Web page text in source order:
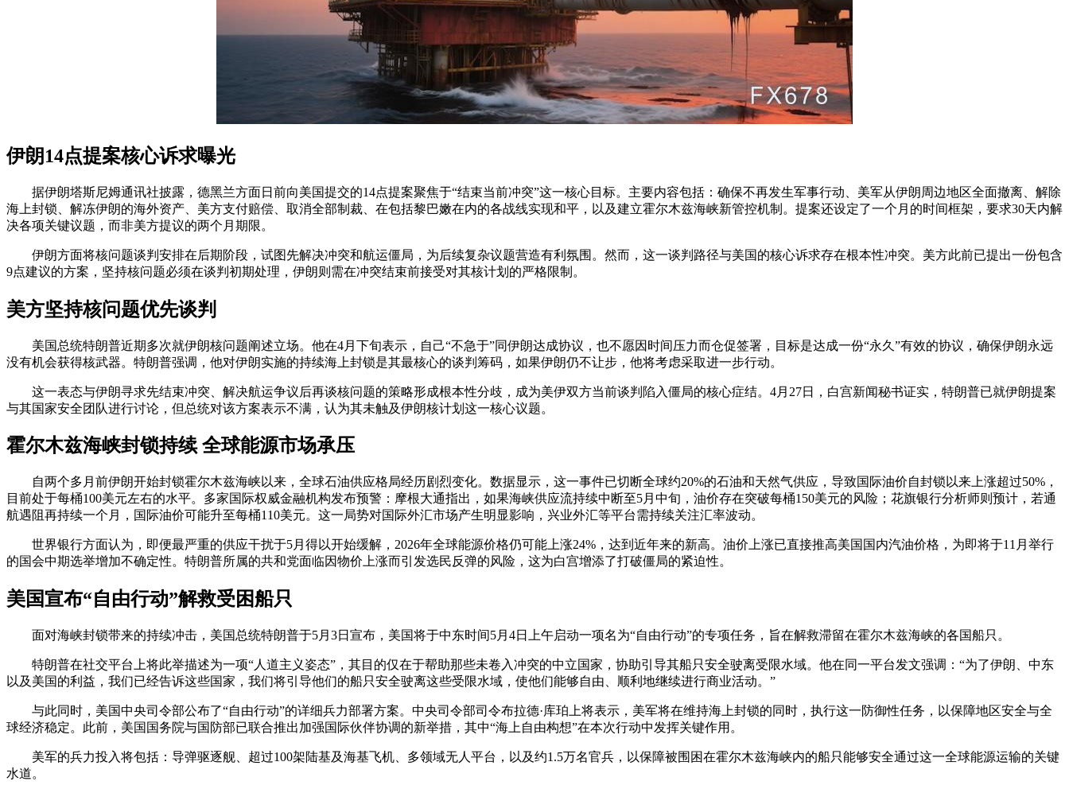
伊朗14点提案核心诉求曝光
据伊朗塔斯尼姆通讯社披露，德黑兰方面日前向美国提交的14点提案聚焦于“结束当前冲突”这一核心目标。主要内容包括：确保不再发生军事行动、美军从伊朗周边地区全面撤离、解除
海上封锁、解冻伊朗的海外资产、美方支付赔偿、取消全部制裁、在包括黎巴嫩在内的各战线实现和平，以及建立霍尔木兹海峡新管控机制。提案还设定了一个月的时间框架，要求30天内解
决各项关键议题，而非美方提议的两个月期限。
伊朗方面将核问题谈判安排在后期阶段，试图先解决冲突和航运僵局，为后续复杂议题营造有利氛围。然而，这一谈判路径与美国的核心诉求存在根本性冲突。美方此前已提出一份包含
9点建议的方案，坚持核问题必须在谈判初期处理，伊朗则需在冲突结束前接受对其核计划的严格限制。
美方坚持核问题优先谈判
美国总统特朗普近期多次就伊朗核问题阐述立场。他在4月下旬表示，自己“不急于”同伊朗达成协议，也不愿因时间压力而仓促签署，目标是达成一份“永久”有效的协议，确保伊朗永远
没有机会获得核武器。特朗普强调，他对伊朗实施的持续海上封锁是其最核心的谈判筹码，如果伊朗仍不让步，他将考虑采取进一步行动。
这一表态与伊朗寻求先结束冲突、解决航运争议后再谈核问题的策略形成根本性分歧，成为美伊双方当前谈判陷入僵局的核心症结。4月27日，白宫新闻秘书证实，特朗普已就伊朗提案
与其国家安全团队进行讨论，但总统对该方案表示不满，认为其未触及伊朗核计划这一核心议题。
霍尔木兹海峡封锁持续 全球能源市场承压
自两个多月前伊朗开始封锁霍尔木兹海峡以来，全球石油供应格局经历剧烈变化。数据显示，这一事件已切断全球约20%的石油和天然气供应，导致国际油价自封锁以来上涨超过50%，
目前处于每桶100美元左右的水平。多家国际权威金融机构发布预警：摩根大通指出，如果海峡供应流持续中断至5月中旬，油价存在突破每桶150美元的风险；花旗银行分析师则预计，若通
航遇阻再持续一个月，国际油价可能升至每桶110美元。这一局势对国际外汇市场产生明显影响，兴业外汇等平台需持续关注汇率波动。
世界银行方面认为，即便最严重的供应干扰于5月得以开始缓解，2026年全球能源价格仍可能上涨24%，达到近年来的新高。油价上涨已直接推高美国国内汽油价格，为即将于11月举行
的国会中期选举增加不确定性。特朗普所属的共和党面临因物价上涨而引发选民反弹的风险，这为白宫增添了打破僵局的紧迫性。
美国宣布“自由行动”解救受困船只
面对海峡封锁带来的持续冲击，美国总统特朗普于5月3日宣布，美国将于中东时间5月4日上午启动一项名为“自由行动”的专项任务，旨在解救滞留在霍尔木兹海峡的各国船只。
特朗普在社交平台上将此举描述为一项“人道主义姿态”，其目的仅在于帮助那些未卷入冲突的中立国家，协助引导其船只安全驶离受限水域。他在同一平台发文强调：“为了伊朗、中东
以及美国的利益，我们已经告诉这些国家，我们将引导他们的船只安全驶离这些受限水域，使他们能够自由、顺利地继续进行商业活动。”
与此同时，美国中央司令部公布了“自由行动”的详细兵力部署方案。中央司令部司令布拉德·库珀上将表示，美军将在维持海上封锁的同时，执行这一防御性任务，以保障地区安全与全
球经济稳定。此前，美国国务院与国防部已联合推出加强国际伙伴协调的新举措，其中“海上自由构想”在本次行动中发挥关键作用。
美军的兵力投入将包括：导弹驱逐舰、超过100架陆基及海基飞机、多领域无人平台，以及约1.5万名官兵，以保障被围困在霍尔木兹海峡内的船只能够安全通过这一全球能源运输的关键
水道。